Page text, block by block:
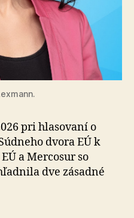
pri hlasovaní o
dvora EÚ k
a Mercosur so
dve zásadné